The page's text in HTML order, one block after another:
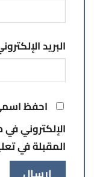
البريد
احفظ
الإلكتروني
المقبلة في